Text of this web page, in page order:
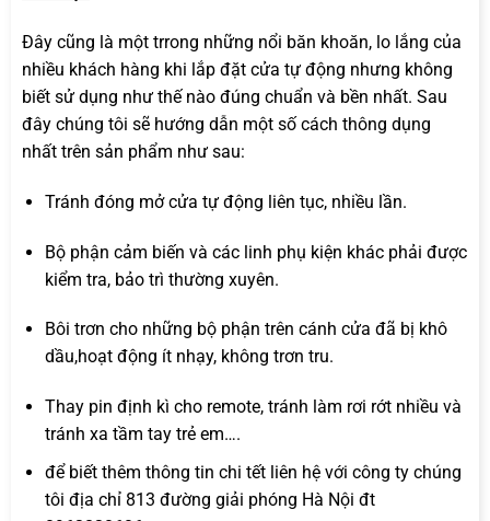
Đây cũng là một trrong những nổi băn khoăn, lo lắng của
nhiều khách hàng khi lắp đặt cửa tự động nhưng không
biết sử dụng như thế nào đúng chuẩn và bền nhất. Sau
đây chúng tôi sẽ hướng dẫn một số cách thông dụng
nhất trên sản phẩm như sau:
Tránh đóng mở cửa tự động liên tục, nhiều lần.
Bộ phận cảm biến và các linh phụ kiện khác phải được
kiểm tra, bảo trì thường xuyên.
Bôi trơn cho những bộ phận trên cánh cửa đã bị khô
dầu,hoạt động ít nhạy, không trơn tru.
Thay pin định kì cho remote, tránh làm rơi rớt nhiều và
tránh xa tầm tay trẻ em….
để biết thêm thông tin chi tết liên hệ với công ty chúng
tôi địa chỉ 813 đường giải phóng Hà Nội đt